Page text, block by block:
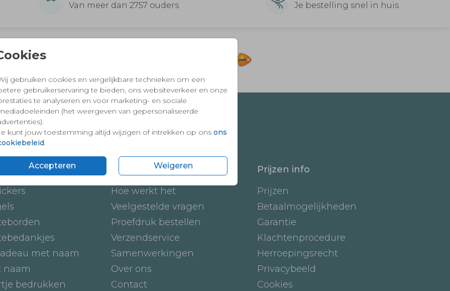
gebruiken cookies en vergelijkbare technieken om een
gebruikerservaring te bieden, ons websiteverkeer en onze
te analyseren en voor marketing- en sociale
(het weergeven van gepersonaliseerde
kunt jouw toestemming altijd wijzigen of intrekken op ons ons
Accepteren Weigeren
Van meer dan 2757 ouders Je bestelling snel in huis
vertrouwd winkelen en betalen
met naam
naam
bedrukken
Onze service
Hoe werkt het
Veelgestelde vragen
Proefdruk bestellen
Verzendservice
Samenwerkingen
Over ons
Contact
Prijzen info
Prijzen
Betaalmogelijkheden
Garantie
Klachtenprocedure
Herroepingsrecht
Privacybeeld
Cookies